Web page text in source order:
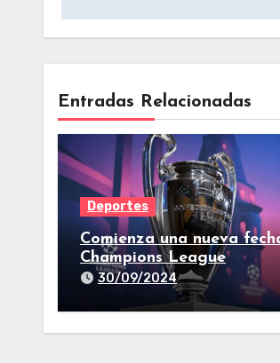
Entradas Relacionadas
Deportes
Comienza una nueva
Champions League
30/09/2024